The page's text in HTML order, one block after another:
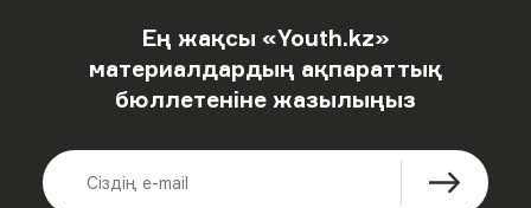
Ең жақсы «Youth.kz»
материалдардың ақпараттық
бюллетеніне жазылыңыз